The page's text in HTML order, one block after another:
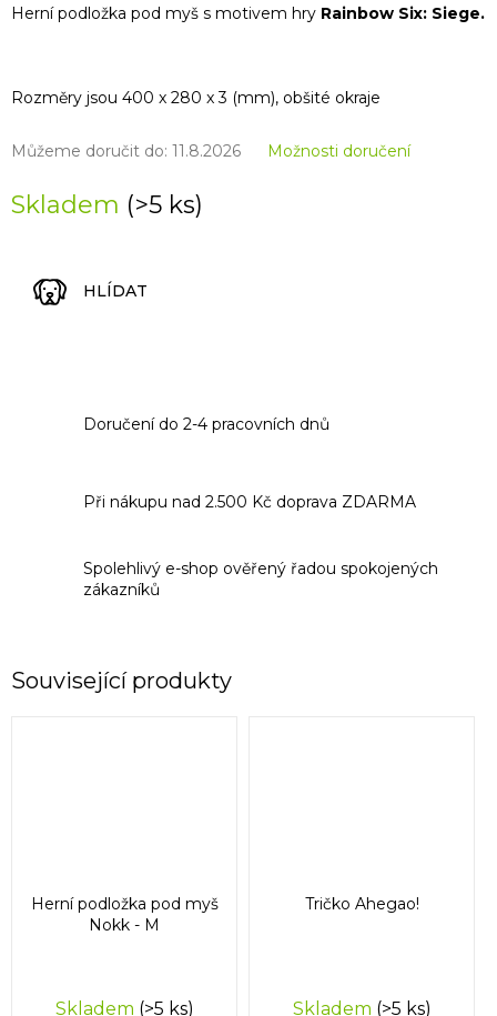
Skladem (>5 ks)
Můžeme doručit do: 11.8.2026 Možnosti doručení
Herní podložka pod myš s motivem hry Rainbow Six: Siege.
Rozměry jsou 400 x 280 x 3 (mm), obšité okraje
HLÍDAT
Doručení do 2-4 pracovních dnů
Při nákupu nad 2.500 Kč doprava ZDARMA
Spolehlivý e-shop ověřený řadou spokojených
zákazníků
Související produkty
Herní podložka pod myš
Nokk - M
Skladem (>5 ks)
Tričko Ahegao!
Skladem (>5 ks)